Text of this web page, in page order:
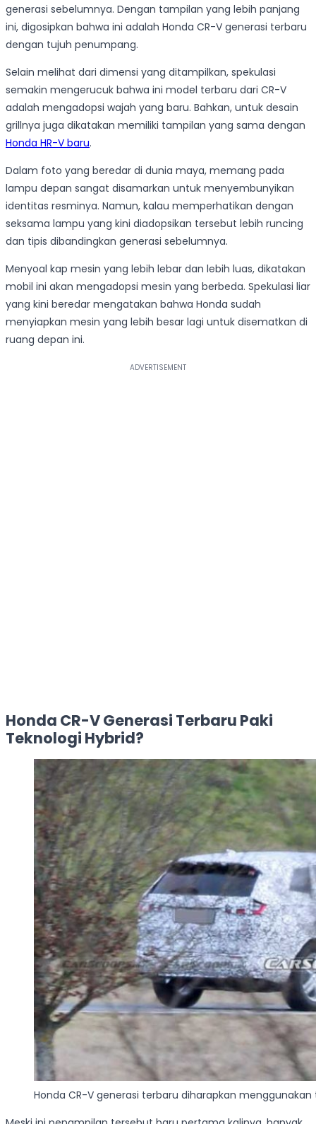
generasi sebelumnya. Dengan tampilan yang lebih panjang
ini, digosipkan bahwa ini adalah Honda CR-V generasi terbaru
dengan tujuh penumpang.
Selain melihat dari dimensi yang ditampilkan, spekulasi
semakin mengerucuk bahwa ini model terbaru dari CR-V
adalah mengadopsi wajah yang baru. Bahkan, untuk desain
grillnya juga dikatakan memiliki tampilan yang sama dengan
Honda HR-V baru.
Dalam foto yang beredar di dunia maya, memang pada
lampu depan sangat disamarkan untuk menyembunyikan
identitas resminya. Namun, kalau memperhatikan dengan
seksama lampu yang kini diadopsikan tersebut lebih runcing
dan tipis dibandingkan generasi sebelumnya.
Menyoal kap mesin yang lebih lebar dan lebih luas, dikatakan
mobil ini akan mengadopsi mesin yang berbeda. Spekulasi liar
yang kini beredar mengatakan bahwa Honda sudah
menyiapkan mesin yang lebih besar lagi untuk disematkan di
ruang depan ini.
Honda CR-V Generasi Terbaru Paki
Teknologi Hybrid?
Honda CR-V generasi terbaru diharapkan